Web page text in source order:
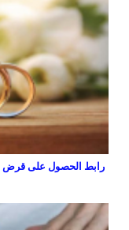
رابط الحصول على قرض